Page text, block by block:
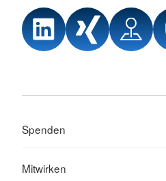
Spenden
Mitwirken